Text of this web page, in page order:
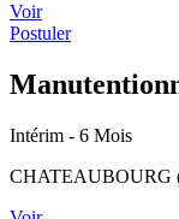
Voir
Postuler
Intérim - 6 Mois
CHATEAUBOURG